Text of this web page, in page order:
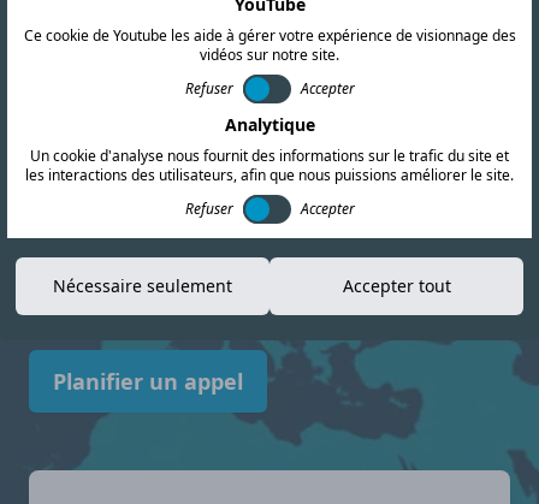
Nous proposons des services complets de
certification RF, CEM et de sécurité. Notre
équipe mène également des recherches
réglementaires approfondies et fournit des
informations actualisées pour vous aider à
vous y retrouver dans le paysage de la
conformité. Paraguay avec confiance.
Planifier un appel
Ce cookie de Youtube les aide à gérer votre expérience de visionnage des
vidéos sur notre site.
Refuser
Accepter
Analytique
Un cookie d'analyse nous fournit des informations sur le trafic du site et
les interactions des utilisateurs, afin que nous puissions améliorer le site.
Refuser
Accepter
Nécessaire seulement Accepter tout